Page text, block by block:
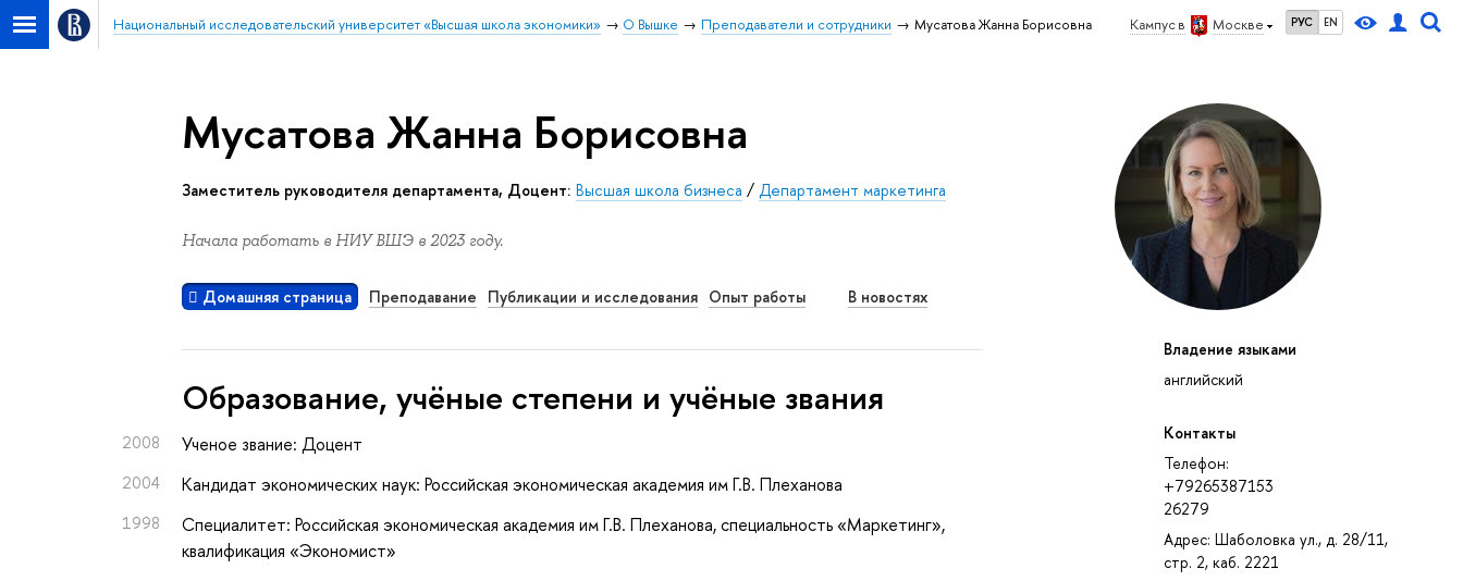
Кампус в Москве РУС EN
Национальный исследовательский университет «Высшая школа экономики» О Вышке Преподаватели и сотрудники Мусатова Жанна Борисовна
Владение языками
английский
Контакты
Телефон:
+79265387153
26279
Адрес: Шаболовка ул., д. 28/11,
стр. 2, каб. 2221
Мусатова Жанна Борисовна
Заместитель руководителя департамента, Доцент: Высшая школа бизнеса / Департамент маркетинга
Начала работать в НИУ ВШЭ в 2023 году.
Домашняя страница Преподавание Публикации и исследования Опыт работы В новостях
Oбразование, учёные степени и учёные звания
2008 Ученое звание: Доцент
2004 Кандидат экономических наук: Российская экономическая академия им Г.В. Плеханова
1998
Специалитет: Российская экономическая академия им Г.В. Плеханова, специальность «Маркетинг»,
квалификация «Экономист»